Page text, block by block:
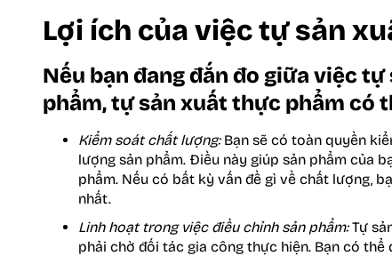
Lợi ích của việc tự sản
Nếu bạn đang đắn đo giữa việc
phẩm, tự sản xuất thực phẩm có
Kiểm soát chất lượng:Bạn sẽ có toàn quyền
lượng sản phẩm. Điều này giúp sản phẩm của
phẩm. Nếu có bất kỳ vấn đề gì về chất lượng,
nhất.
Linh hoạt trong việc điều chỉnh sản phẩm:Tự
phải chờ đối tác gia công thực hiện. Bạn có